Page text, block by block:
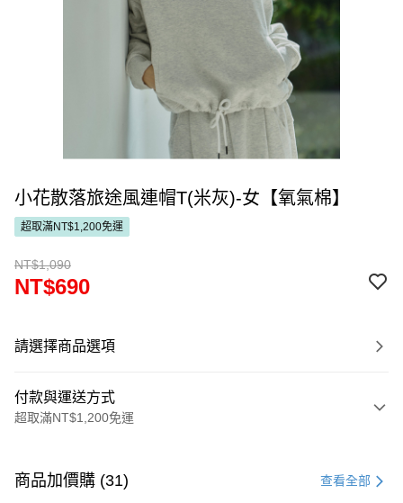
小花散落旅途風連帽T(米灰)-女【氧氣棉】
超取滿NT$1,200免運
NT$1,090
NT$690
請選擇商品選項
付款與運送方式
超取滿NT$1,200免運
信用卡一次付款
商品加價購 (31) 查看全部